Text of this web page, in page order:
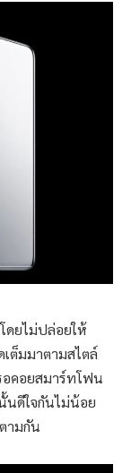
ดยไม่ปล่อยให้
ต็มมาตามสไตล์
อคอยสมาร์ทโฟน
นดีใจกันไม่น้อย
ามกัน